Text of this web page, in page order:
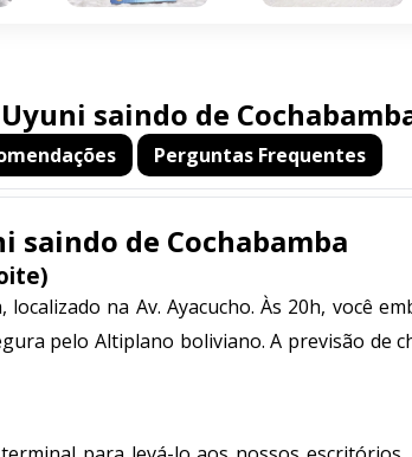
saindo de
Perguntas Frequentes
saindo de Cochabamba
na Av. Ayacucho. Às 20h, você
pelo Altiplano boliviano. A previsão de